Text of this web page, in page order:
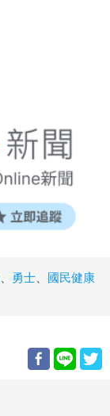
勇士
國民健康